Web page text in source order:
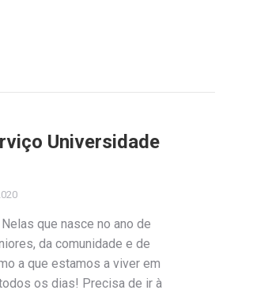
Universidade
que nasce no ano de
da comunidade e de
a que estamos a viver em
os dias! Precisa de ir à